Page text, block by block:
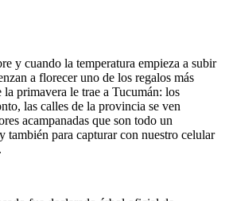
y cuando la temperatura empieza a subir
a florecer uno de los regalos más
la primavera le trae a Tucumán: los
las calles de la provincia se ven
acampanadas que son todo un
también para capturar con nuestro celular